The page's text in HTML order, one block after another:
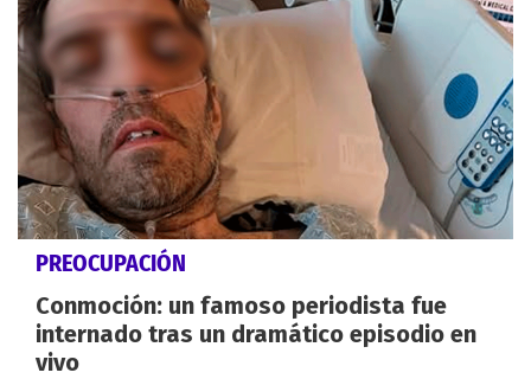
PREOCUPACIÓN
Conmoción: un famoso periodista fue
internado tras un dramático episodio en
vivo